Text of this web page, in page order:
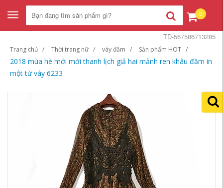
Toggle
navigation
0
Trang chủ Thời trang nữ váy đầm Sản phẩm HOT
2018 mùa hè mới mới thanh lịch giả hai mảnh ren khâu đầm in
một từ váy 6233
TD-567586713285